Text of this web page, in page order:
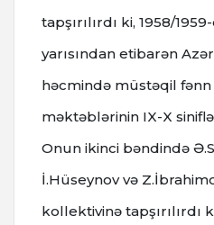
tapşırılırdı ki, 1958/
yarısından etibarən
həcmində müstəqil
məktəblərinin IX-X
Onun ikinci bəndində
İ.Hüseynov və
kollektivinə tapşırılırdı